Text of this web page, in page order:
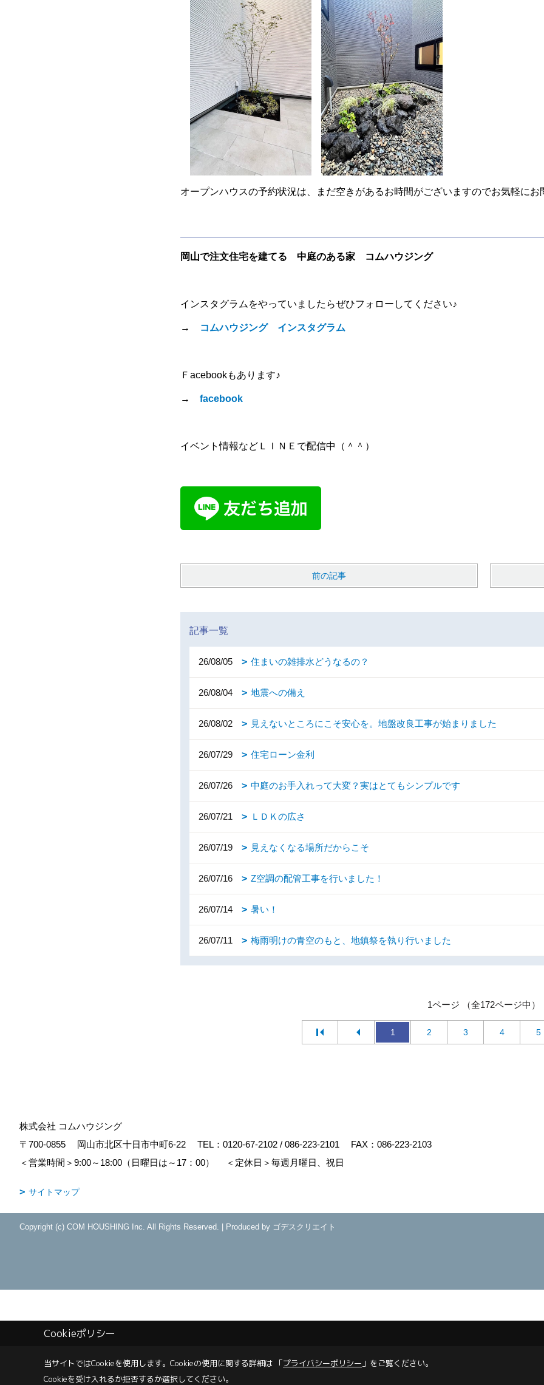
オープンハウスの予約状況は、まだ空きがあるお時間がございますのでお気軽にお
岡山で注文住宅を建てる 中庭のある家 コムハウジング
インスタグラムをやっていましたらぜひフォローしてください♪
→ コムハウジング インスタグラム
Ｆacebookもあります♪
→ facebook
イベント情報などＬＩＮＥで配信中（＾＾）
前の記事
記事一覧
26/08/05 住まいの雑排水どうなるの？
26/08/04 地震への備え
26/08/02 見えないところにこそ安心を。地盤改良工事が始まりました
26/07/29 住宅ローン金利
26/07/26 中庭のお手入れって大変？実はとてもシンプルです
26/07/21 ＬＤＫの広さ
26/07/19 見えなくなる場所だからこそ
26/07/16 Z空調の配管工事を行いました！
26/07/14 暑い！
26/07/11 梅雨明けの青空のもと、地鎮祭を執り行いました
1ページ （全172ページ中）
1 2 3 4 5
株式会社 コムハウジング
〒700-0855
岡山市北区十日市中町6-22 TEL： 0120-67-2102 / 086-223-2101
FAX：086-223-2103
＜営業時間＞9:00～18:00（日曜日は～17：00）
＜定休日＞毎週月曜日、祝日
サイトマップ
Copyright (c) COM HOUSHING Inc. All Rights Reserved. | Produced by ゴデスクリエイト
Cookieポリシー
当サイトではCookieを使用します。 Cookieの使用に関する詳細は 「プライバシーポリシー 」をご覧ください。
Cookieを受け入れるか拒否するか選択してください。